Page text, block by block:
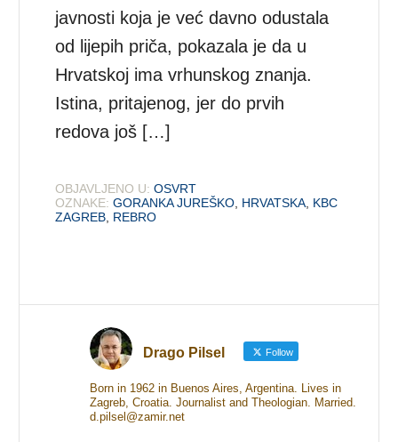
javnosti koja je već davno odustala
od lijepih priča, pokazala je da u
Hrvatskoj ima vrhunskog znanja.
Istina, pritajenog, jer do prvih
redova još […]
OBJAVLJENO U: OSVRT
OZNAKE: GORANKA JUREŠKO HRVATSKA KBC
ZAGREB REBRO
Drago Pilsel Follow
Born in 1962 in Buenos Aires, Argentina. Lives in
Zagreb, Croatia. Journalist and Theologian. Married.
d.pilsel@zamir.net